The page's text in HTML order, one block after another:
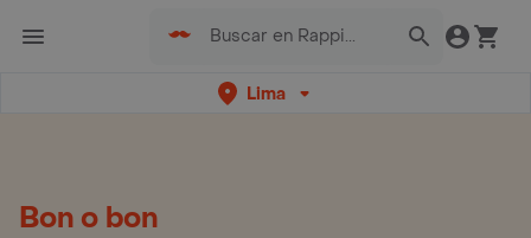
Lima
Bon o bon